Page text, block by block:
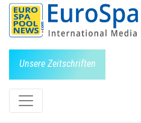
Unsere Zeitschriften